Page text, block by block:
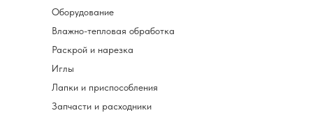
Оборудование
Лапки и приспособления
Раскрой и нарезка
Влажно-тепловая обработка
Запчасти и расходники
Иглы